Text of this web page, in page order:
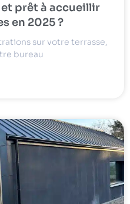
prêt à accueillir
en 2025 ?
sur votre terrasse,
bureau